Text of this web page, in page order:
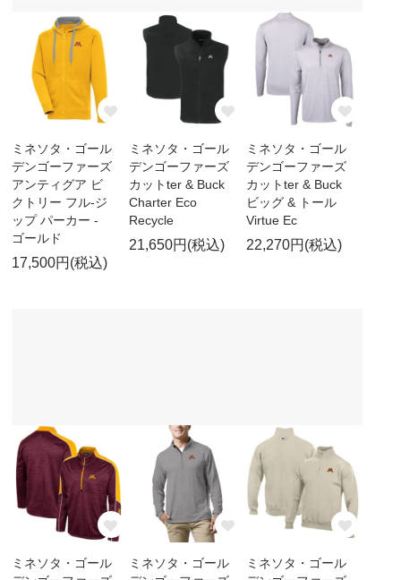
ミネソタ・ゴール
デンゴーファーズ
アンティグア ビ
クトリー フル-ジ
ップ パーカー -
ゴールド
17,500円(税込)
ミネソタ・ゴール
デンゴーファーズ
カットter & Buck
Charter Eco
Recycle
21,650円(税込)
ミネソタ・ゴール
デンゴーファーズ
カットter & Buck
ビッグ & トール
Virtue Ec
22,270円(税込)
ミネソタ・ゴール
ミネソタ・ゴール
ミネソタ・ゴール